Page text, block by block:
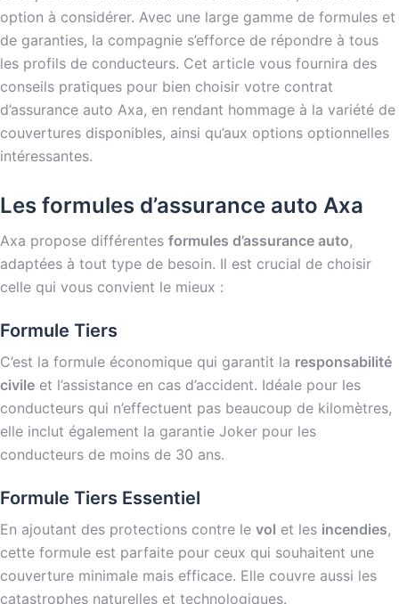
option à considérer. Avec une large gamme de formules et
de garanties, la compagnie s’efforce de répondre à tous
les profils de conducteurs. Cet article vous fournira des
conseils pratiques pour bien choisir votre contrat
d’assurance auto Axa, en rendant hommage à la variété de
couvertures disponibles, ainsi qu’aux options optionnelles
intéressantes.
Les formules d’assurance auto Axa
Axa propose différentes formules d’assurance auto,
adaptées à tout type de besoin. Il est crucial de choisir
celle qui vous convient le mieux :
Formule Tiers
C’est la formule économique qui garantit la responsabilité
civile et l’assistance en cas d’accident. Idéale pour les
conducteurs qui n’effectuent pas beaucoup de kilomètres,
elle inclut également la garantie Joker pour les
conducteurs de moins de 30 ans.
Formule Tiers Essentiel
En ajoutant des protections contre le vol et les incendies,
cette formule est parfaite pour ceux qui souhaitent une
couverture minimale mais efficace. Elle couvre aussi les
catastrophes naturelles et technologiques.